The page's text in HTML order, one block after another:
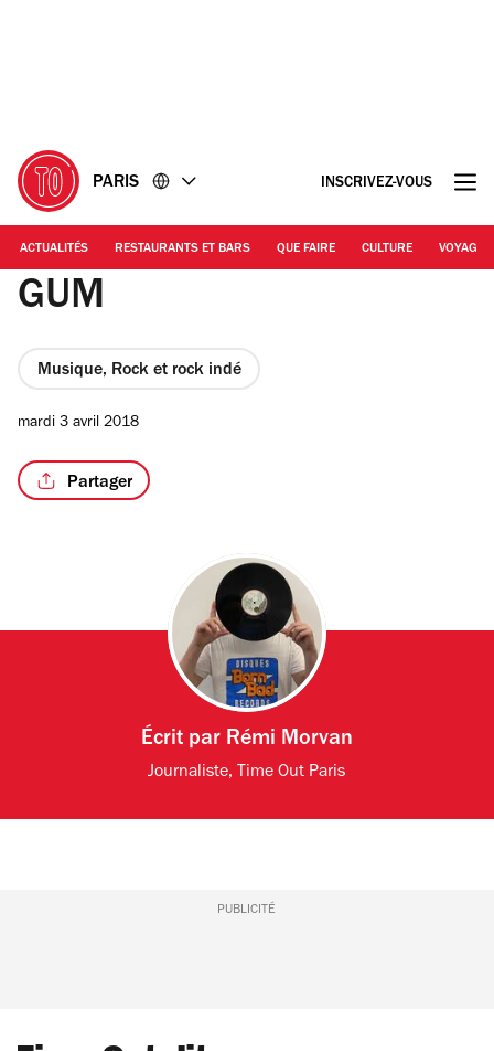
PARIS INSCRIVEZ-VOUS
ACTUALITÉS RESTAURANTS ET BARS QUE FAIRE CULTURE VOYAGE
GUM
Musique, Rock et rock indé
mardi 3 avril 2018
Partager
Écrit par Rémi Morvan
Journaliste, Time Out Paris
PUBLICITÉ